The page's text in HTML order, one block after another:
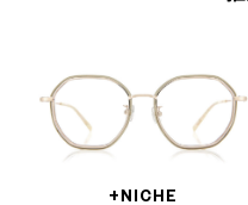
+NICHE